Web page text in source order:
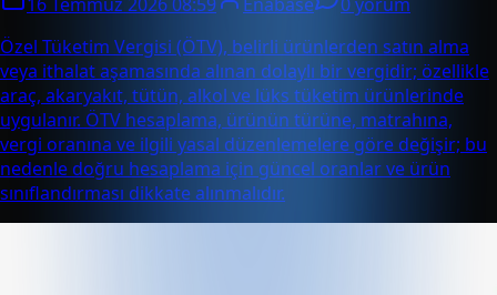
Özel Tüketim Vergisi (ÖTV), belirli ürünlerden satın alma
veya ithalat aşamasında alınan dolaylı bir vergidir; özellikle
araç, akaryakıt, tütün, alkol ve lüks tüketim ürünlerinde
uygulanır. ÖTV hesaplama, ürünün türüne, matrahına,
vergi oranına ve ilgili yasal düzenlemelere göre değişir; bu
nedenle doğru hesaplama için güncel oranlar ve ürün
sınıflandırması dikkate alınmalıdır.